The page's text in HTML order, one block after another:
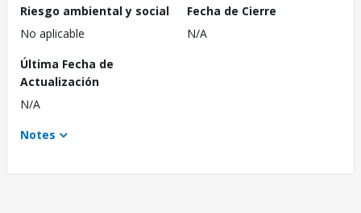
Riesgo ambiental y social
No aplicable
Fecha de Cierre
N/A
Última Fecha de
Actualización
N/A
Notes